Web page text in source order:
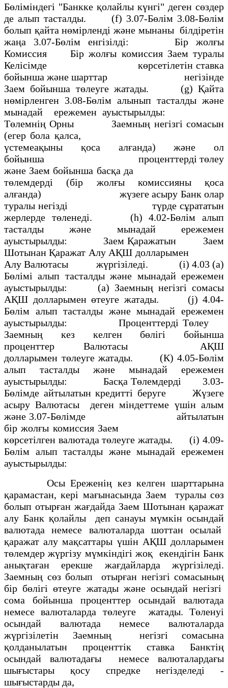
Бөлiмiндегi "Банкке қолайлы күнгi" деген сөздер
де алып тасталды. (f) 3.07-Бөлiм 3.08-Бөлiм
болып қайта нөмiрленді және мынаны бiлдiретiн
жаңа 3.07-Бөлiм енгізілді: Бiр жолғы
Комиссия Бiр жолғы комиссия Заем туралы
Келiсiмде көрсетiлетiн ставка
бойынша және шарттар негiзiнде
Заем бойынша төлеуге жатады. (g) Қайта
нөмiрленген 3.08-Бөлiм алынып тасталды және
мынадай ережемен ауыстырылды:
Төлемнiң Орны Заемның негiзгі сомасын
(егер бола қалса,
үстемеақыны қоса алғанда) және ол
бойынша проценттерді төлеу
және Заем бойынша басқа да
төлемдердi (бiр жолғы комиссияны қоса
алғанда) жүзеге асыру Банк олар
туралы негiздi түрде сұрататын
жерлерде төленедi. (h) 4.02-Бөлiм алып
тасталды және мынадай ережемен
ауыстырылды: Заем Қаражатын Заем
Шотынан Қаражат Алу АҚШ долларымен
Алу Валютасы жүргiзiледi. (i) 4.03 (а)
Бөлiмi алып тасталды және мынадай ережемен
ауыстырылды: (а) Заемның негiзгi сомасы
АҚШ долларымен өтеуге жатады. (j) 4.04-
Бөлiм алып тасталды және мынадай ережемен
ауыстырылды: Проценттерді Төлеу
Заемның кез келген бөлiгі бойынша
проценттер Валютасы АҚШ
долларымен төлеуге жатады. (К) 4.05-Бөлiм
алып тасталды және мынадай ережемен
ауыстырылды: Басқа Төлемдерді 3.03-
Бөлiмде айтылатын кредитті беруге Жүзеге
асыру Валютасы деген мiндеттеме үшiн алым
және 3.07-Бөлiмде айтылатын
бiр жолғы комиссия Заем
көрсетiлген валютада төлеуге жатады. (i) 4.09-
Бөлiм алып тасталды және мынадай ережемен
ауыстырылды:
Осы Ереженiң кез келген шарттарына
қарамастан, керi мағынасында Заем туралы сөз
болып отырған жағдайда Заем Шотынан қаражат
алу Банк қолайлы деп санауы мүмкiн осындай
валютада немесе валюталарда шоттан осылай
қаражат алу мақсаттары үшiн АҚШ долларымен
төлемдер жүргізу мүмкiндiгi жоқ екендiгiн Банк
анықтаған ерекше жағдайларда жүргізiледi.
Заемның сөз болып отырған негiзгі сомасының
бiр бөлiгi өтеуге жатады және осындай негізгі
сома бойынша проценттер осындай валютада
немесе валюталарда төлеуге жатады. Төленуi
осындай валютада немесе валюталарда
жүргiзiлетiн Заемның негізгі сомасына
қолданылатын проценттік ставка Банктің
осындай валютадағы немесе валюталардағы
шығыстары қосу спредке негізделеді -
шығыстарды да,